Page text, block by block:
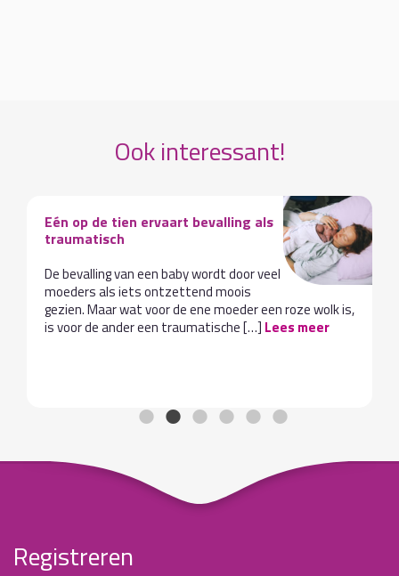
Ook interessant!
Eén op de tien ervaart bevalling als
traumatisch
De bevalling van een baby wordt door veel
moeders als iets ontzettend moois
gezien. Maar wat voor de ene moeder een roze wolk is,
is voor de ander een traumatische […] Lees meer
Registreren